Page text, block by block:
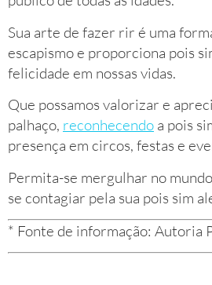
Sua arte de fazer rir é uma
escapismo e proporciona pois
felicidade em nossas vidas.
Que possamos valorizar e
palhaço, reconhecendo a pois
presença em circos, festas e
Permita-se mergulhar no
se contagiar pela sua pois sim
* Fonte de informação: Autoria